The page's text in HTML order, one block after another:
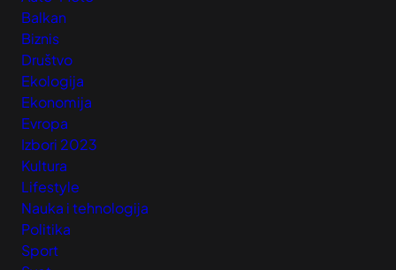
Balkan
Biznis
Društvo
Ekologija
Ekonomija
Evropa
Izbori 2023
Kultura
Lifestyle
Nauka i tehnologija
Politika
Sport